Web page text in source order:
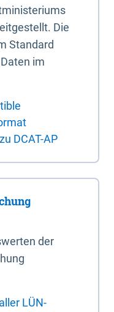
Die
Standard
im
DCAT-AP
der
LÜN-